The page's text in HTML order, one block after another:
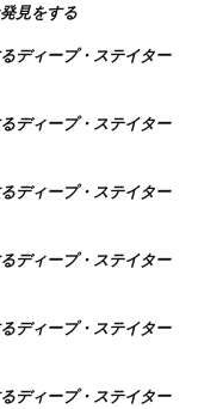
見をする
ディープ・ステイター
ディープ・ステイター
ディープ・ステイター
ディープ・ステイター
ディープ・ステイター
ディープ・ステイター